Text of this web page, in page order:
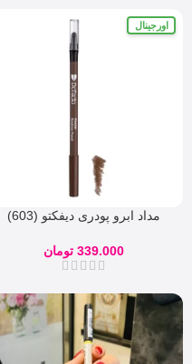
اورجینال
مداد ابرو پودری دیفکتو (603)
339.000 تومان